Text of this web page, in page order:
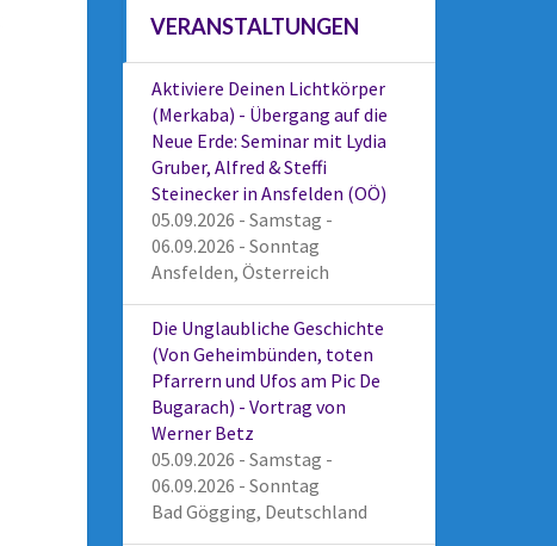
VERANSTALTUNGEN
Aktiviere Deinen Lichtkörper
(Merkaba) - Übergang auf die
Neue Erde: Seminar mit Lydia
Gruber, Alfred & Steffi
Steinecker in Ansfelden (OÖ)
05.09.2026 - Samstag -
06.09.2026 - Sonntag
Ansfelden, Österreich
Die Unglaubliche Geschichte
(Von Geheimbünden, toten
Pfarrern und Ufos am Pic De
Bugarach) - Vortrag von
Werner Betz
05.09.2026 - Samstag -
06.09.2026 - Sonntag
Bad Gögging, Deutschland